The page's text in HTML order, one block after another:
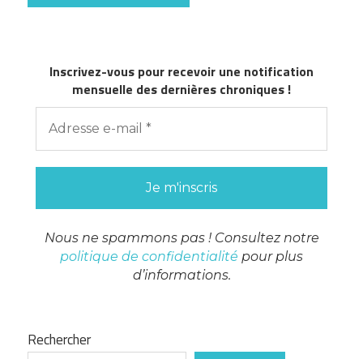
Inscrivez-vous pour recevoir une notification
mensuelle des dernières chroniques !
Nous ne spammons pas ! Consultez notre
politique de confidentialité pour plus
d’informations.
Rechercher